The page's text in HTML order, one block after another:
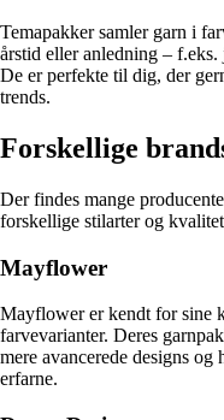
Temapakker samler garn i
årstid eller anledning – f.eks.
De er perfekte til dig, der
trends.
Forskellige
Der findes mange
forskellige stilarter og
Mayflower
Mayflower er kendt for sine
farvevarianter. Deres
mere avancerede designs
erfarne.